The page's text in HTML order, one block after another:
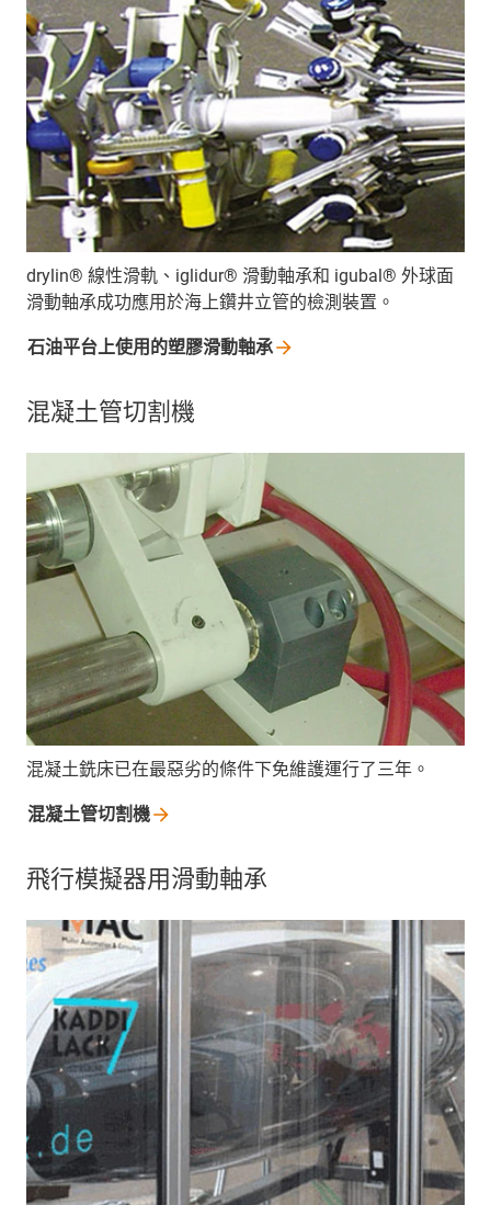
drylin® 線性滑軌、iglidur® 滑動軸承和 igubal® 外球面
滑動軸承成功應用於海上鑽井立管的檢測裝置。
石油平台上使用的塑膠滑動軸承
混凝土管切割機
混凝土銑床已在最惡劣的條件下免維護運行了三年。
混凝土管切割機
飛行模擬器用滑動軸承